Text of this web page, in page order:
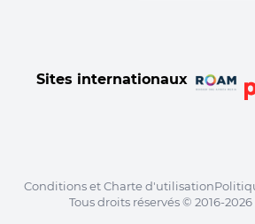
Sites internationaux
Conditions et Charte d'utilisation
Tous droits réservés © 2016-